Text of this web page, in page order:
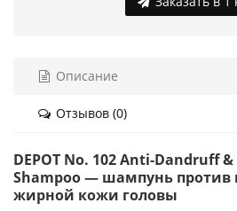
Описание
Отзывов (0)
DEPOT No. 102 Anti-Dandruff
Shampoo — шампунь против
жирной кожи головы